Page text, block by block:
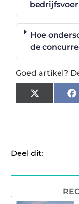
Hoe
de
Goed artikel?
X
(Twitter)
Deel dit: